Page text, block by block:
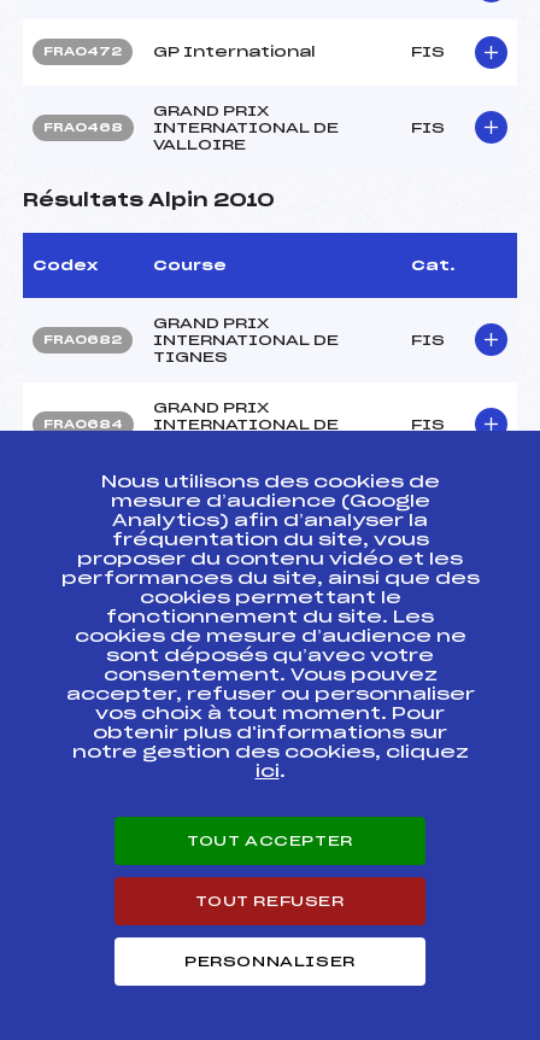
FRA0472 GP International FIS
FRA0468
GRAND PRIX
INTERNATIONAL DE
VALLOIRE
FIS
Résultats Alpin 2010
Codex Course Cat.
FRA0682
GRAND PRIX
INTERNATIONAL DE
TIGNES
FIS
FRA0684
GRAND PRIX
INTERNATIONAL DE
FIS
FRA0676
GP International des
Arcs
FIS
FRA0675
GP International des
Arcs
FIS
FRA0661
4 JOURS DE LA FORET
BLANCHE
FIS
FRA0660
LES 4 JOURS DE LA
FORET BLANCHE 2éme
jour
FIS
LES 4 JOURS DE LA
FRA0656
97ème Championnat de
France – Trophée
Caisse d Epargne
FIS
FRA0654 fis descente FIS
Nous utilisons des cookies de
mesure d’audience (Google
Analytics) afin d’analyser la
fréquentation du site, vous
proposer du contenu vidéo et les
performances du site, ainsi que des
cookies permettant le
fonctionnement du site. Les
cookies de mesure d’audience ne
sont déposés qu’avec votre
consentement. Vous pouvez
accepter, refuser ou personnaliser
vos choix à tout moment. Pour
obtenir plus d'informations sur
notre gestion des cookies, cliquez
ici.
TOUT ACCEPTER
TOUT REFUSER
PERSONNALISER